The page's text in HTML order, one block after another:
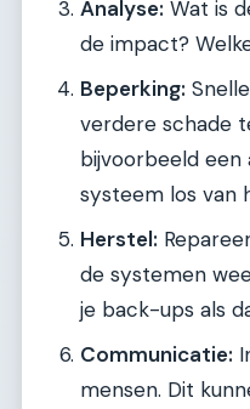
Analyse: Wat is
de impact?
Beperking:
verdere schade
bijvoorbeeld
systeem los van
Herstel:
de systemen
je back-ups als
Communicatie:
mensen. Dit